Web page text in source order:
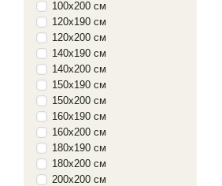
100х200 см
120х190 см
120х200 см
140х190 см
140х200 см
150х190 см
150х200 см
160х190 см
160х200 см
180х190 см
180х200 см
200х200 см